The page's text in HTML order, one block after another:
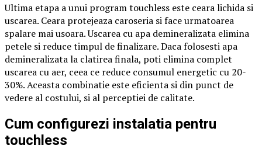
Ultima etapa a unui program touchless este ceara lichida si
uscarea. Ceara protejeaza caroseria si face urmatoarea
spalare mai usoara. Uscarea cu apa demineralizata elimina
petele si reduce timpul de finalizare. Daca folosesti apa
demineralizata la clatirea finala, poti elimina complet
uscarea cu aer, ceea ce reduce consumul energetic cu 20-
30%. Aceasta combinatie este eficienta si din punct de
vedere al costului, si al perceptiei de calitate.
Cum configurezi instalatia pentru
touchless